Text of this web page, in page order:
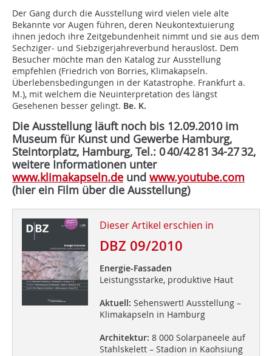
Der Gang durch die Ausstellung wird vielen viele alte
Bekannte vor Augen führen, deren Neukontextuierung
ihnen jedoch ihre Zeitgebundenheit nimmt und sie aus dem
Sechziger- und Siebzigerjahreverbund herauslöst. Dem
Besucher möchte man den Katalog zur Ausstellung
empfehlen (Friedrich von Borries, Klimakapseln.
Überlebensbedingungen in der Katastrophe. Frankfurt a.
M.), mit welchem die Neuinterpretation des längst
Gesehenen besser gelingt. Be. K.
Die Ausstellung läuft noch bis 12.09.2010 im
Museum für Kunst und Gewerbe Hamburg,
Steintorplatz, Hamburg, Tel.: 0 40/42 81 34-27 32,
weitere Informationen unter
www.klimakapseln.de und www.youtube.com
(hier ein Film über die Ausstellung)
Dieser Artikel erschien in
DBZ 09/2010
Energie-Fassaden
Leistungsstarke, produktive Haut
Aktuell: Sehenswert! Ausstellung –
Klimakapseln in Hamburg
Architektur: 8 000 Solarpaneele auf
Stahlskelett – Stadion in Kaohsiung